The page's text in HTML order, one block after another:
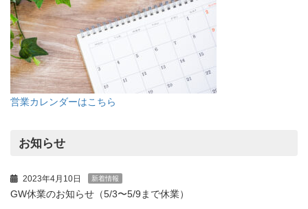
営業カレンダーはこちら
お知らせ
2023年4月10日 新着情報
GW休業のお知らせ（5/3〜5/9まで休業）